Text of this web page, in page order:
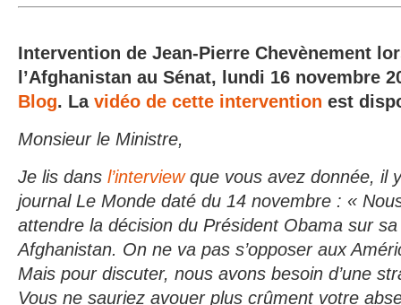
Intervention de Jean-Pierre Chevènement
l’Afghanistan au Sénat, lundi 16 novembre
Blog. La vidéo de cette intervention est
Monsieur le Ministre,
Je lis dans l’interviewque vous avez donnée, il
journal Le Monde daté du 14 novembre : «
attendre la décision du Président Obama sur
Afghanistan. On ne va pas s’opposer aux
Mais pour discuter, nous avons besoin d’une
Vous ne sauriez avouer plus crûment votre